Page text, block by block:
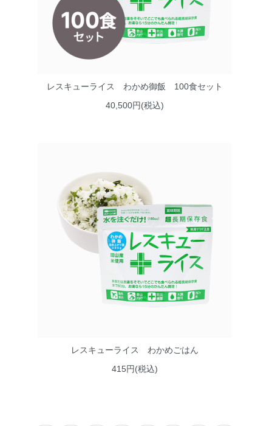
レスキューライス わかめ御飯 100食セット
40,500円(税込)
レスキューライス わかめごはん
415円(税込)